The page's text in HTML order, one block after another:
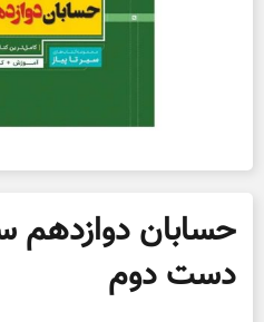
حسابان دوازدهم
دست دوم